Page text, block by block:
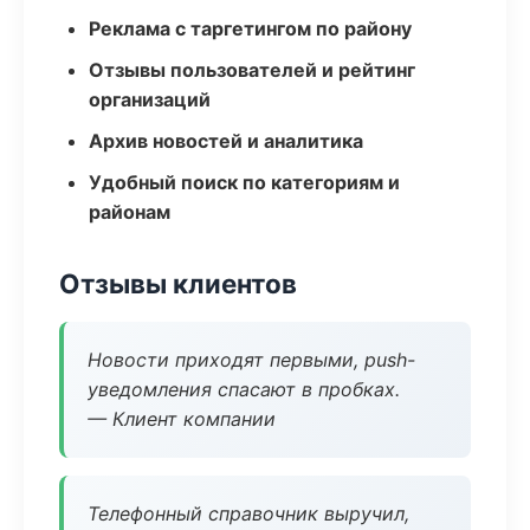
Реклама с таргетингом по району
Отзывы пользователей и рейтинг
организаций
Архив новостей и аналитика
Удобный поиск по категориям и
районам
Отзывы клиентов
Новости приходят первыми, push-
уведомления спасают в пробках.
— Клиент компании
Телефонный справочник выручил,